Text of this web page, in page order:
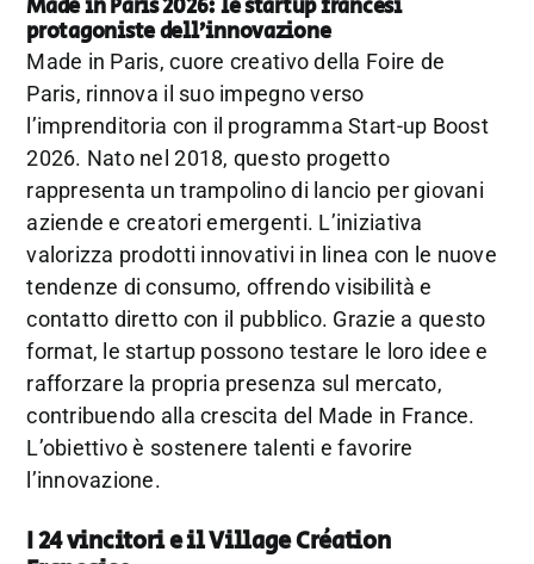
Made in Paris 2026: le startup francesi
protagoniste dell’innovazione
Made in Paris, cuore creativo della Foire de
Paris, rinnova il suo impegno verso
l’imprenditoria con il programma Start-up Boost
2026. Nato nel 2018, questo progetto
rappresenta un trampolino di lancio per giovani
aziende e creatori emergenti. L’iniziativa
valorizza prodotti innovativi in linea con le nuove
tendenze di consumo, offrendo visibilità e
contatto diretto con il pubblico. Grazie a questo
format, le startup possono testare le loro idee e
rafforzare la propria presenza sul mercato,
contribuendo alla crescita del Made in France.
L’obiettivo è sostenere talenti e favorire
l’innovazione.
I 24 vincitori e il Village Création